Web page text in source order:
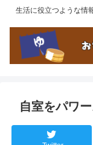
生活に役立つような情
自室をパワ